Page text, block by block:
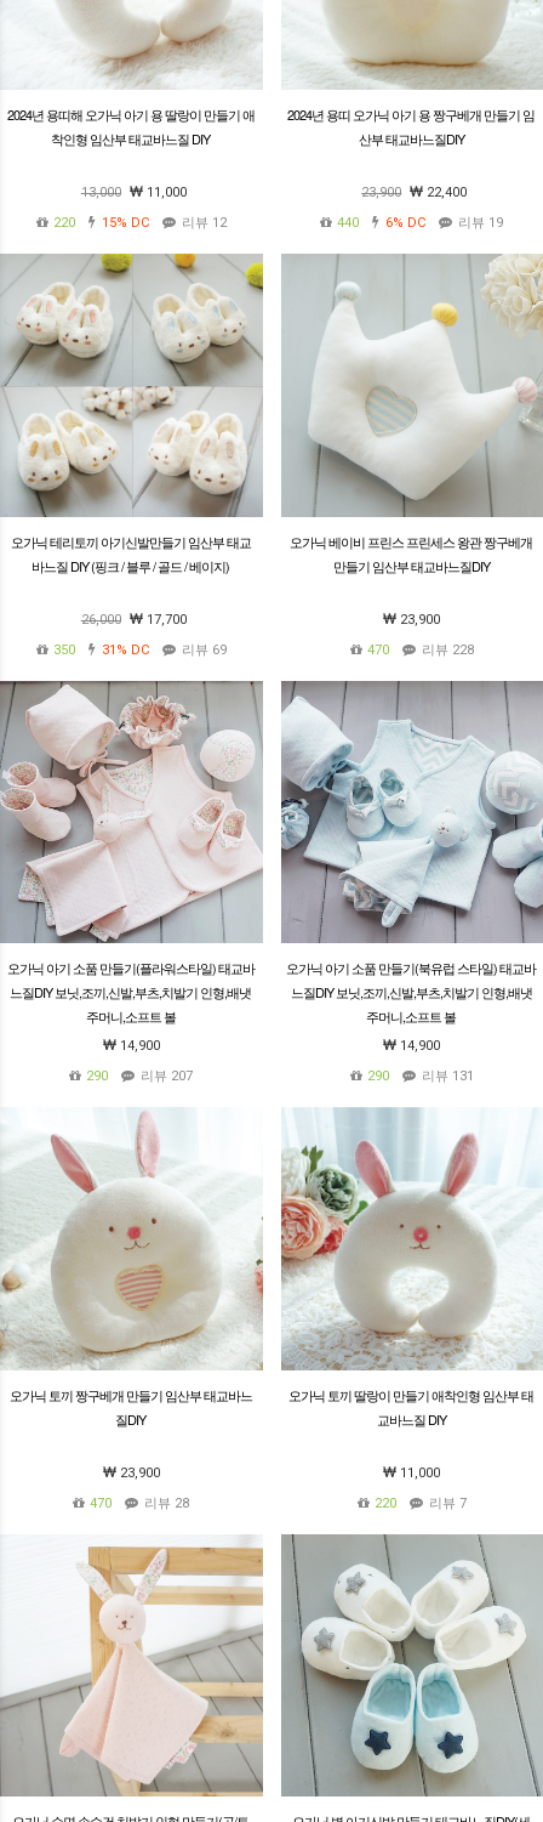
2024년 용띠해 오가닉 아기 용 딸랑이 만들기 애
착인형 임산부 태교바느질 DIY
13,000
11,000
220
15% DC 리뷰 12
2024년 용띠 오가닉 아기 용 짱구베개 만들기 임
산부 태교바느질DIY
23,900
22,400
440
6% DC 리뷰 19
오가닉 테리토끼 아기신발만들기 임산부 태교
바느질 DIY (핑크 / 블루 / 골드 / 베이지)
26,000
17,700
350
31% DC 리뷰 69
오가닉 베이비 프린스 프린세스 왕관 짱구베개
만들기 임산부 태교바느질DIY
23,900
470
리뷰 228
오가닉 아기 소품 만들기(플라워스타일) 태교바
느질DIY 보닛,조끼,신발,부츠,치발기 인형,배냇
주머니,소프트 볼
14,900
290
리뷰 207
오가닉 아기 소품 만들기(북유럽 스타일) 태교바
느질DIY 보닛,조끼,신발,부츠,치발기 인형,배냇
주머니,소프트 볼
14,900
290
리뷰 131
오가닉 토끼 짱구베개 만들기 임산부 태교바느
질DIY
23,900
470
리뷰 28
오가닉 토끼 딸랑이 만들기 애착인형 임산부 태
교바느질 DIY
11,000
220
리뷰 7